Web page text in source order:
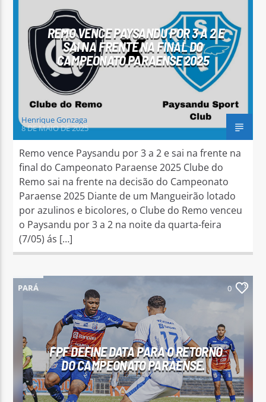
Arara Azul FM
REMO VENCE PAYSANDU POR 3 A 2 E
SAI NA FRENTE NA FINAL DO
CAMPEONATO PARAENSE 2025
Henrique Gonzaga
8 DE MAIO DE 2025
Remo vence Paysandu por 3 a 2 e sai na frente na
final do Campeonato Paraense 2025 Clube do
Remo sai na frente na decisão do Campeonato
Paraense 2025 Diante de um Mangueirão lotado
por azulinos e bicolores, o Clube do Remo venceu
o Paysandu por 3 a 2 na noite da quarta-feira
(7/05) ás […]
PARÁ 0
FPF DEFINE DATA PARA O RETORNO
DO CAMPEONATO PARAENSE.